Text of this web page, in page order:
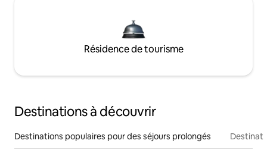
Résidence de tourisme
Destinations à découvrir
Destinations populaires pour des séjours prolongés